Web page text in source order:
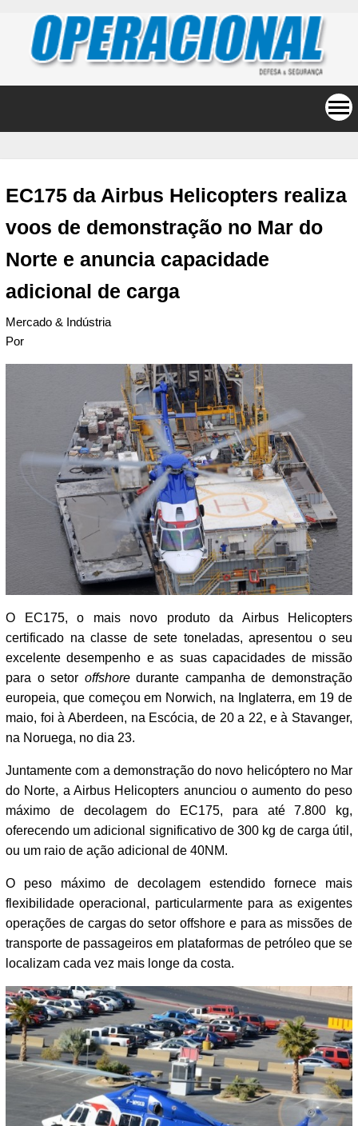
EC175 da Airbus Helicopters realiza
voos de demonstração no Mar do
Norte e anuncia capacidade
adicional de carga
Mercado & Indústria
Por
O EC175, o mais novo produto da Airbus Helicopters
certificado na classe de sete toneladas, apresentou o seu
excelente desempenho e as suas capacidades de missão
para o setor offshoredurante campanha de demonstração
europeia, que começou em Norwich, na Inglaterra, em 19 de
maio, foi à Aberdeen, na Escócia, de 20 a 22, e à Stavanger,
na Noruega, no dia 23.
Juntamente com a demonstração do novo helicóptero no Mar
do Norte, a Airbus Helicopters anunciou o aumento do peso
máximo de decolagem do EC175, para até 7.800 kg,
oferecendo um adicional significativo de 300 kg de carga útil,
ou um raio de ação adicional de 40NM.
O peso máximo de decolagem estendido fornece mais
flexibilidade operacional, particularmente para as exigentes
operações de cargas do setor offshore e para as missões de
transporte de passageiros em plataformas de petróleo que se
localizam cada vez mais longe da costa.